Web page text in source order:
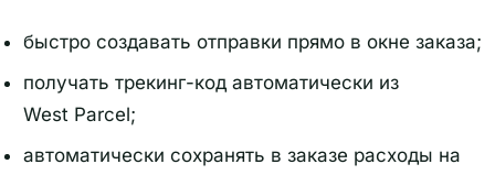
быстро создавать отправки прямо в окне заказа;
получать трекинг-код автоматически из
West Parcel;
автоматически сохранять в заказе расходы на